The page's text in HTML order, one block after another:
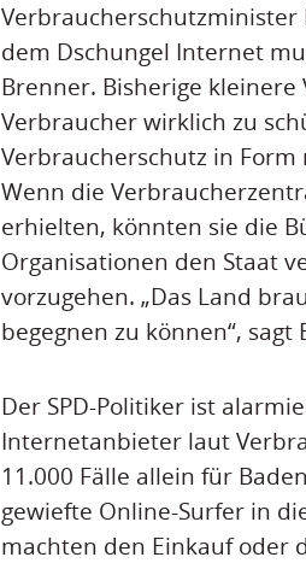
Verbraucherschutzminister
dem Dschungel Internet
Brenner. Bisherige
Verbraucher wirklich zu
Verbraucherschutz in
Wenn die
erhielten, könnten sie die
Organisationen den Staat
vorzugehen. „Das Land
begegnen zu können“, sagt
Der SPD-Politiker ist
Internetanbieter laut
11.000 Fälle allein für
gewiefte Online-Surfer in
machten den Einkauf oder